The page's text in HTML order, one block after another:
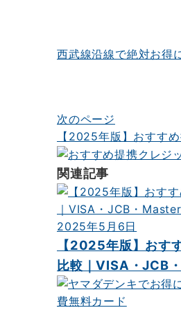
ビ
ー
シ
ョ
ン
西武線沿線で絶対お得
次のページ
【2025年版】おすす
関連記事
2025年5月6日
【2025年版】おす
比較｜VISA・JCB